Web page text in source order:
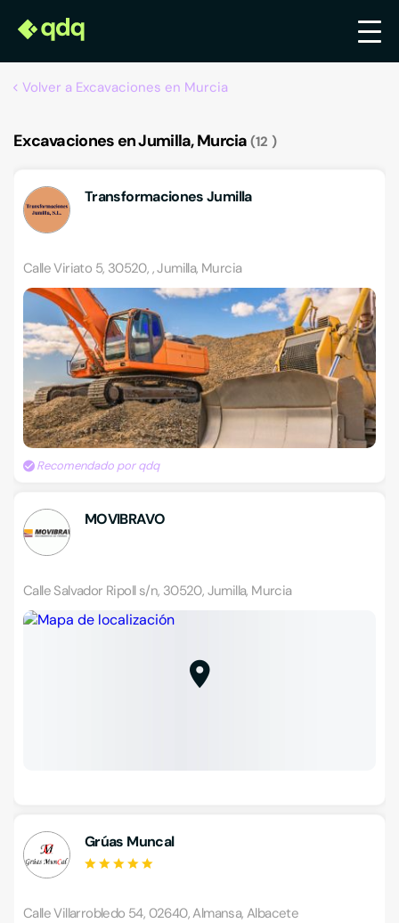
Volver a Excavaciones en Murcia
Excavaciones en Jumilla, Murcia 12
Transformaciones Jumilla
Calle Viriato 5, 30520, , Jumilla, Murcia
Recomendado por qdq
MOVIBRAVO
Calle Salvador Ripoll s/n, 30520, Jumilla, Murcia
Grúas Muncal
Calle Villarrobledo 54, 02640, Almansa, Albacete